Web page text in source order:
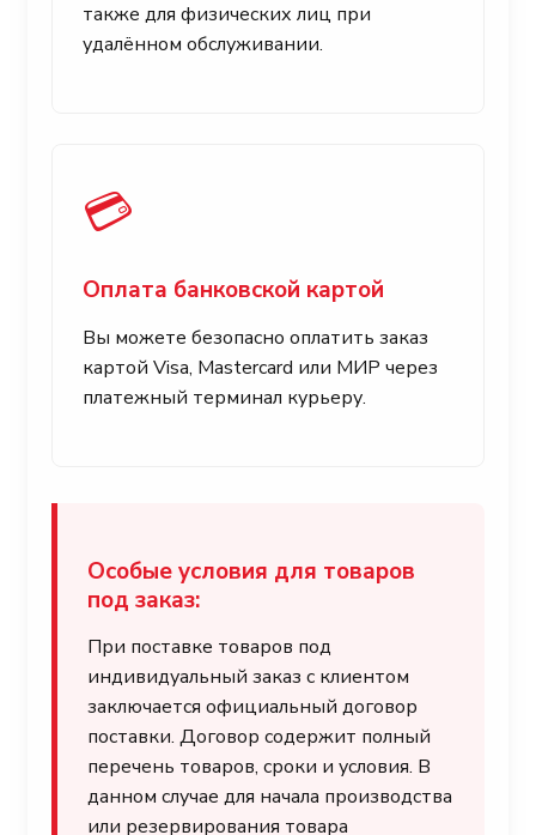
также для физических лиц при
удалённом обслуживании.
💳
Оплата банковской картой
Вы можете безопасно оплатить заказ
картой Visa, Mastercard или МИР через
платежный терминал курьеру.
Особые условия для товаров
под заказ:
При поставке товаров под
индивидуальный заказ с клиентом
заключается официальный договор
поставки. Договор содержит полный
перечень товаров, сроки и условия. В
данном случае для начала производства
или резервирования товара